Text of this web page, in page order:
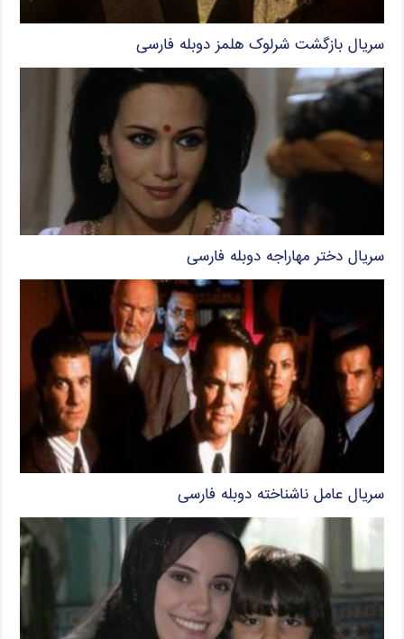
سریال بازگشت شرلوک هلمز دوبله فارسی
سریال دختر مهاراجه دوبله فارسی
سریال عامل ناشناخته دوبله فارسی